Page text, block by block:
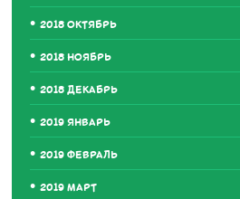
2018 ОКТЯБРЬ
2018 НОЯБРЬ
2018 ДЕКАБРЬ
2019 ЯНВАРЬ
2019 ФЕВРАЛЬ
2019 МАРТ